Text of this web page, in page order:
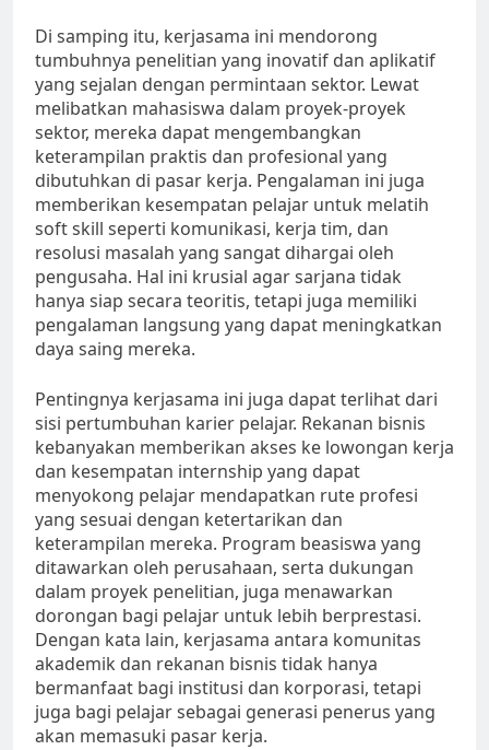
Di samping itu, kerjasama ini mendorong
tumbuhnya penelitian yang inovatif dan aplikatif
yang sejalan dengan permintaan sektor. Lewat
melibatkan mahasiswa dalam proyek-proyek
sektor, mereka dapat mengembangkan
keterampilan praktis dan profesional yang
dibutuhkan di pasar kerja. Pengalaman ini juga
memberikan kesempatan pelajar untuk melatih
soft skill seperti komunikasi, kerja tim, dan
resolusi masalah yang sangat dihargai oleh
pengusaha. Hal ini krusial agar sarjana tidak
hanya siap secara teoritis, tetapi juga memiliki
pengalaman langsung yang dapat meningkatkan
daya saing mereka.
Pentingnya kerjasama ini juga dapat terlihat dari
sisi pertumbuhan karier pelajar. Rekanan bisnis
kebanyakan memberikan akses ke lowongan kerja
dan kesempatan internship yang dapat
menyokong pelajar mendapatkan rute profesi
yang sesuai dengan ketertarikan dan
keterampilan mereka. Program beasiswa yang
ditawarkan oleh perusahaan, serta dukungan
dalam proyek penelitian, juga menawarkan
dorongan bagi pelajar untuk lebih berprestasi.
Dengan kata lain, kerjasama antara komunitas
akademik dan rekanan bisnis tidak hanya
bermanfaat bagi institusi dan korporasi, tetapi
juga bagi pelajar sebagai generasi penerus yang
akan memasuki pasar kerja.